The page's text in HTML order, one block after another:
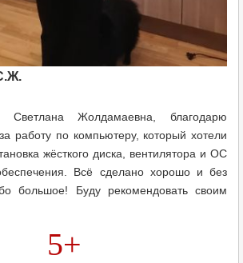
Жолдамаевна, благодарю
работу по компьютеру, который хотели
жёсткого диска, вентилятора и ОС
Всё сделано хорошо и без
большое! Буду рекомендовать своим
5+